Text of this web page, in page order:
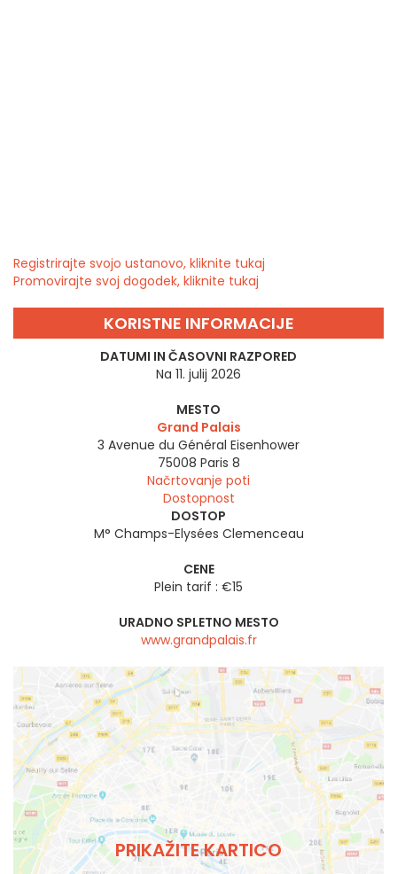
Registrirajte svojo ustanovo, kliknite tukaj
Promovirajte svoj dogodek, kliknite tukaj
KORISTNE INFORMACIJE
DATUMI IN ČASOVNI RAZPORED
Na 11. julij 2026
MESTO
Grand Palais
3 Avenue du Général Eisenhower
75008 Paris 8
Načrtovanje poti
Dostopnost
DOSTOP
M° Champs-Elysées Clemenceau
CENE
Plein tarif : €15
URADNO SPLETNO MESTO
www.grandpalais.fr
PRIKAŽITE KARTICO